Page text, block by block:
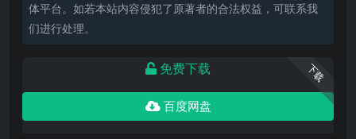
体平台。如若本站内容侵犯了原著者的合法权益，可联系我
们进行处理。
下载
免费下载
百度网盘